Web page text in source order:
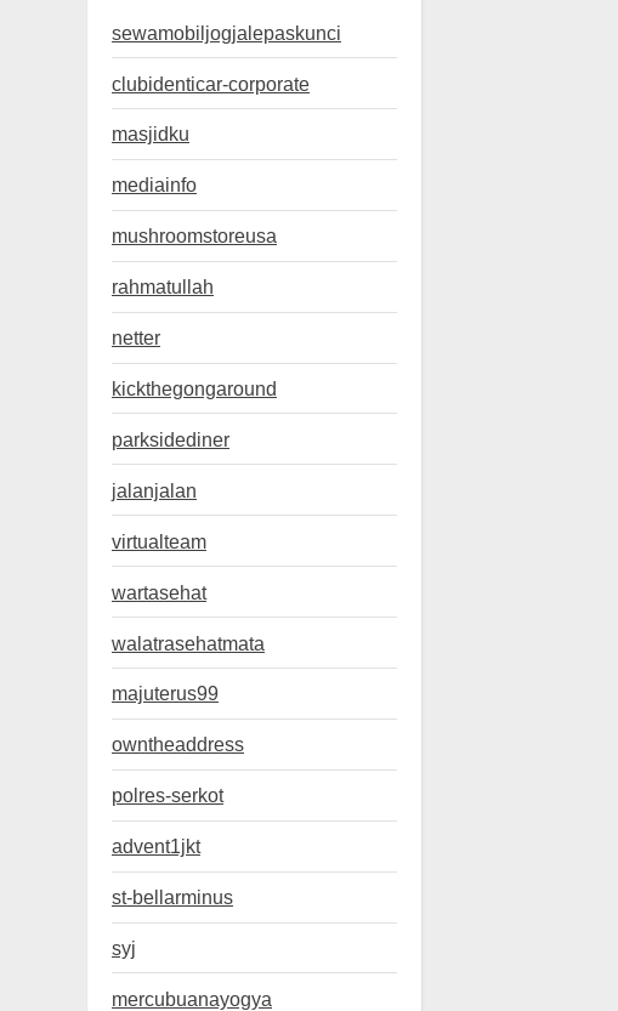
sewamobiljogjalepaskunci
clubidenticar-corporate
masjidku
mediainfo
mushroomstoreusa
rahmatullah
netter
kickthegongaround
parksidediner
jalanjalan
virtualteam
wartasehat
walatrasehatmata
majuterus99
owntheaddress
polres-serkot
advent1jkt
st-bellarminus
syj
mercubuanayogya